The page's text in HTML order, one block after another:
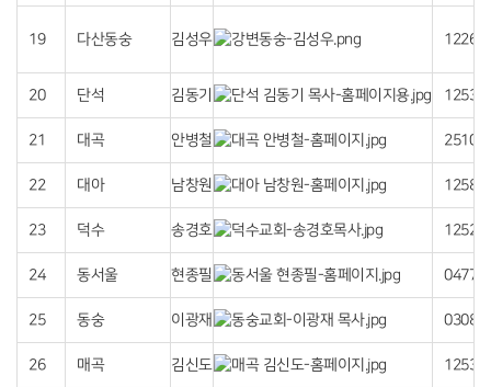
19 다산동숭 김성우 12268
20 단석 김동기 12538
21 대곡 안병철 25103
22 대아 남창원 12580
23 덕수 송경호 12528
24 동서울 현종필 04775
25 동숭 이광재 03088
26 매곡 김신도 12537